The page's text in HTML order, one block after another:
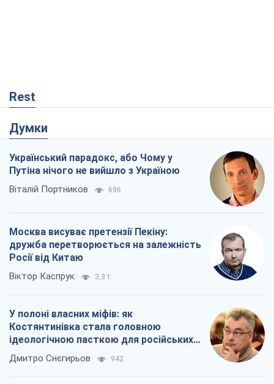
Rest
Думки
Український парадокс, або Чому у
Путіна нічого не вийшло з Україною
Віталій Портников 696
Москва висуває претензії Пекіну:
дружба перетворюється на залежність
Росії від Китаю
Віктор Каспрук 3,3 т.
У полоні власних міфів: як
Костянтинівка стала головною
ідеологічною пасткою для російських
окупантів
Дмитро Снєгирьов 942